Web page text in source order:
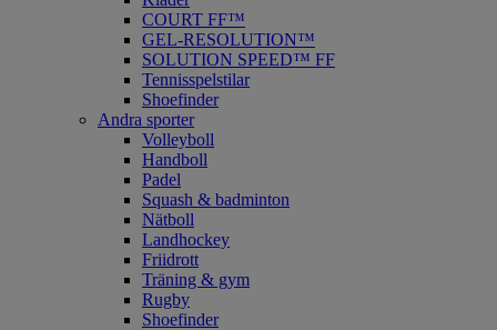
COURT FF™
GEL-RESOLUTION™
SOLUTION SPEED™ FF
Tennisspelstilar
Shoefinder
Andra sporter
Volleyboll
Handboll
Padel
Squash & badminton
Nätboll
Landhockey
Friidrott
Träning & gym
Rugby
Shoefinder